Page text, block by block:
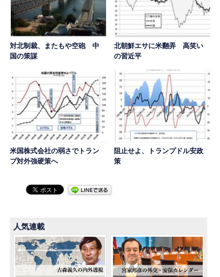
対北制裁、またもや空砲 中
国の策謀
北朝鮮エサに米翻弄 高笑い
の習近平
米国株式会社の弱さでトラン
プ対外強硬策へ
阻止せよ、トランプドル安政
策
人気連載